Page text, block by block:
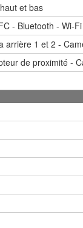
et bas
- Bluetooth - Wi-Fi
arrière 1 et 2 -
de proximité -